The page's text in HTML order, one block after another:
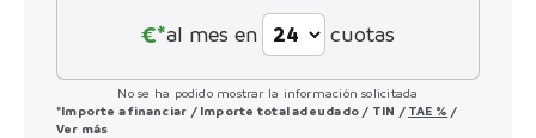
€*al mes en cuotas
No se ha podido mostrar la información solicitada
*Importe a financiar / Importe total adeudado / TIN / TAE % /
Ver más